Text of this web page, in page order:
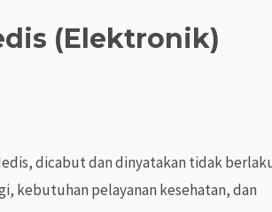
(Elektronik)
dicabut dan dinyatakan tidak
kebutuhan pelayanan kesehatan, dan